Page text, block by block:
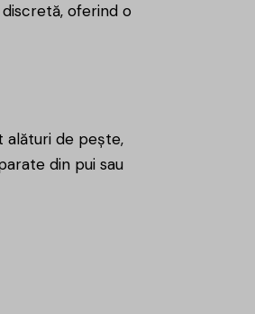
oferind o
alături de pește,
din pui sau